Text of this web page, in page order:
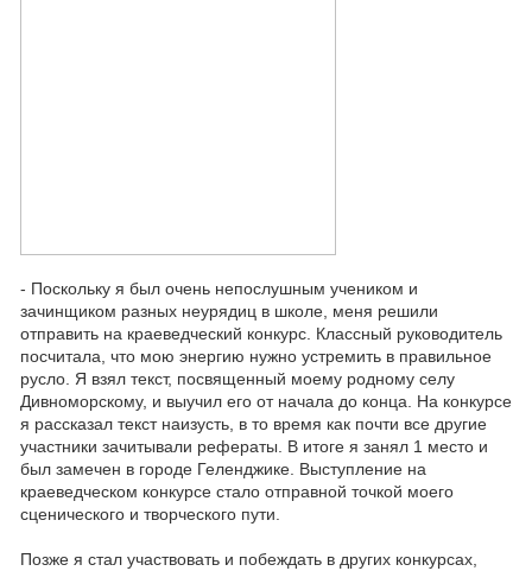
- Поскольку я был очень непослушным учеником и
зачинщиком разных неурядиц в школе, меня решили
отправить на краеведческий конкурс. Классный руководитель
посчитала, что мою энергию нужно устремить в правильное
русло. Я взял текст, посвященный моему родному селу
Дивноморскому, и выучил его от начала до конца. На конкурсе
я рассказал текст наизусть, в то время как почти все другие
участники зачитывали рефераты. В итоге я занял 1 место и
был замечен в городе Геленджике. Выступление на
краеведческом конкурсе стало отправной точкой моего
сценического и творческого пути.
Позже я стал участвовать и побеждать в других конкурсах,